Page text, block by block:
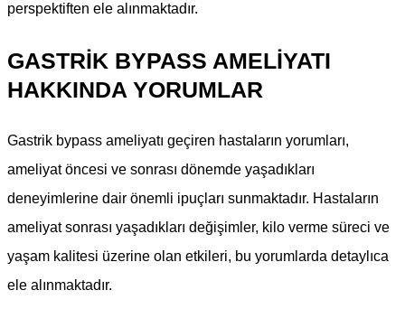
perspektiften ele alınmaktadır.
GASTRIK BYPASS AMELIYATI
HAKKINDA YORUMLAR
Gastrik bypass ameliyatı geçiren hastaların yorumları,
ameliyat öncesi ve sonrası dönemde yaşadıkları
deneyimlerine dair önemli ipuçları sunmaktadır. Hastaların
ameliyat sonrası yaşadıkları değişimler, kilo verme süreci ve
yaşam kalitesi üzerine olan etkileri, bu yorumlarda detaylıca
ele alınmaktadır.